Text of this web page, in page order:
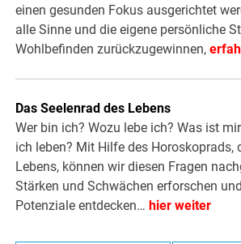
einen gesunden Fokus ausgerichtet
alle Sinne und die eigene persönliche
Wohlbefinden zurückzugewinnen,
Das Seelenrad des Lebens
Wer bin ich? Wozu lebe ich? Was ist
ich leben? Mit Hilfe des Horoskoprads,
Lebens, können wir diesen Fragen
Stärken und Schwächen erforschen
Potenziale entdecken… hier weiter